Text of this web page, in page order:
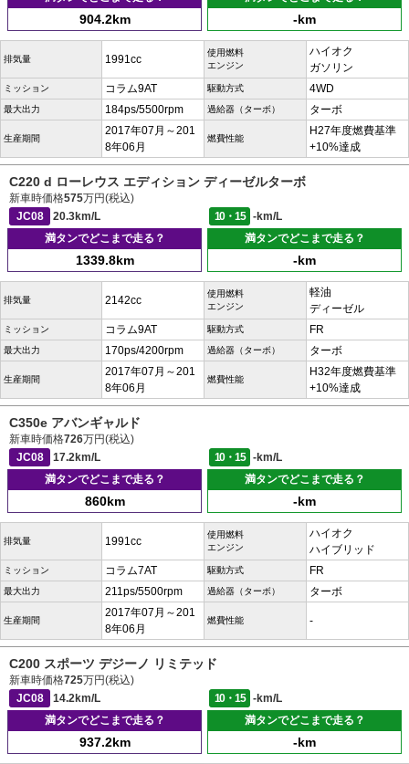
904.2km -km
排気量 1991cc
使用燃料
エンジン
ハイオク
ガソリン
ミッション コラム9AT 駆動方式 4WD
最大出力 184ps/5500rpm 過給器（ターボ） ターボ
生産期間
2017年07月～201
8年06月
燃費性能
H27年度燃費基準
+10%達成
C220 d ローレウス エディション ディーゼルターボ
新車時価格575万円(税込)
JC08
20.3km/L 10・15
-km/L
満タンでどこまで走る？
1339.8km
満タンでどこまで走る？
-km
排気量 2142cc
使用燃料
エンジン
軽油
ディーゼル
ミッション コラム9AT 駆動方式 FR
最大出力 170ps/4200rpm 過給器（ターボ） ターボ
生産期間
2017年07月～201
8年06月
燃費性能
H32年度燃費基準
+10%達成
C350e アバンギャルド
新車時価格726万円(税込)
JC08
17.2km/L 10・15
-km/L
満タンでどこまで走る？
860km
満タンでどこまで走る？
-km
排気量 1991cc
使用燃料
エンジン
ハイオク
ハイブリッド
ミッション コラム7AT 駆動方式 FR
最大出力 211ps/5500rpm 過給器（ターボ） ターボ
生産期間
2017年07月～201
8年06月
燃費性能 -
C200 スポーツ デジーノ リミテッド
新車時価格725万円(税込)
JC08
14.2km/L 10・15
-km/L
満タンでどこまで走る？
937.2km
満タンでどこまで走る？
-km